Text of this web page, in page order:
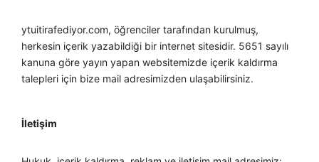
ytuitirafediyor.com, öğrenciler tarafından kurulmuş,
herkesin içerik yazabildiği bir internet sitesidir. 5651 sayılı
kanuna göre yayın yapan websitemizde içerik kaldırma
talepleri için bize mail adresimizden ulaşabilirsiniz.
İletişim